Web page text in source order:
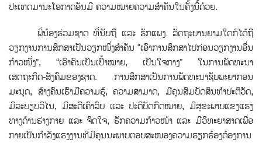
ປະເທດມານະໂອກາດອັນມີ ຄວາມໝາຍຄວາມສຳຄັນໃນຄັ້ງນີ້ດ້ວຍ.
ພີ່ນ້ອງຮ່ວມຊາດ ທີ່ນັບຖື ແລະ ຮັກແພງ. ລັດຖະບານຍາມໃດກໍໄດ້ຖື
ວຽກງານການສຶກສາເປັນວຽກໜຶ່ງສຳຄັນ “ເອົາການສຶກສາໄປກ່ອນວຽກງານອື່ນ
ກ້າວໜຶ່ງ”, “ເອົາຄົນເປັນເປົ້າໝາຍ, ເປັນໃຈກາງ” ໃນການພັດທະນາ
ເສດຖະກິດ-ສັງຄົມຂອງຊາດ. ການສຶກສາເປັນການພັດທະນາຊັບພະຍາກອນ
ມະນຸດ, ສ້າງຄົນເຮົາມີຄວາມຮູ້, ຄວາມສາມາດ, ມີຄຸນສົມບັດສິນທໍາປະຕິວັດ,
ມີລະບຽບວິໄນ, ມີສະຕິເຄົາລົບ ແລະ ປະຕິບັດກົດໝາຍ, ມີສຸຂະພາບແຂງແຮງ
ທາງດ້ານຮ່າງກາຍ ແລະ ຈິດໃຈ, ຮັກຄວາມກ້າວໜ້າ ແລະ ມີວິທະຍາສາດເພ່ືອ
ກາຍເປັນກໍາລັງແຮງງານທີ່ມີຄຸນນະພາບຕອບສະໜອງຄວາມຮຽກຮ້ອງຕ້ອງການ